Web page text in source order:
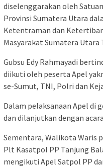
diselenggarakan oleh
Provinsi Sumatera Utara
Ketentraman dan
Masyarakat Sumatera Utara
Gubsu Edy Rahmayadi
diikuti oleh peserta Apel
se-Sumut, TNI, Polri dan
Dalam pelaksanaan Apel di
dan dilanjutkan dengan
Sementara, Walikota Waris
Plt Kasatpol PP Tanjung
mengikuti Apel Satpol PP